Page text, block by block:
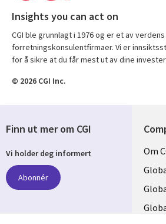
Insights you can act on
CGI ble grunnlagt i 1976 og er et av
forretningskonsulentfirmaer. Vi er
for å sikre at du får mest ut av dine
© 2026 CGI Inc.
Om
Finn ut mer om CGI
Vi holder deg informert
Abonnér